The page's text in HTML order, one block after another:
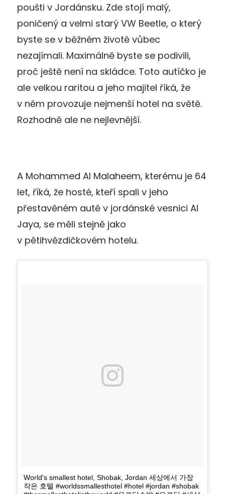
poušti v Jordánsku. Zde stojí malý,
poničený a velmi starý VW Beetle, o který
byste se v běžném životě vůbec
nezajímali. Maximálně byste se podivili,
proč ještě není na skládce. Toto autíčko je
ale velkou raritou a jeho majitel říká, že
v něm provozuje nejmenší hotel na světě.
Rozhodně ale ne nejlevnější.
A Mohammed Al Malaheem, kterému je 64
let, říká, že hosté, kteří spali v jeho
přestavěném autě v jordánské vesnici Al
Jaya, se měli stejně jako
v pětihvězdičkovém hotelu.
World's smallest hotel, Shobak, Jordan 세상에서 가장
작은 호텔 #worldssmallesthotel #hotel #jordan #shobak